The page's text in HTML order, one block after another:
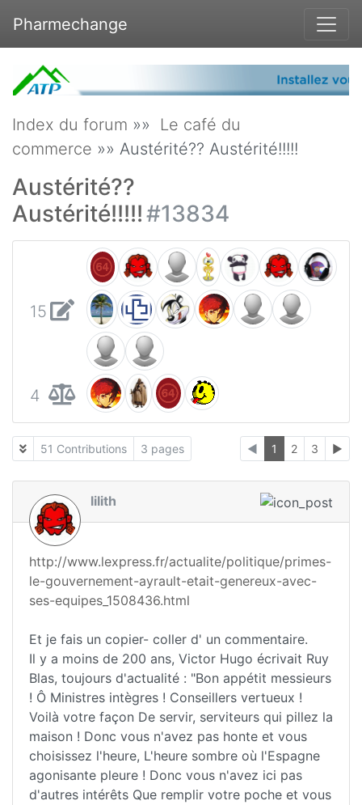
Pharmechange
Index du forum »» Le café du
commerce »» Austérité?? Austérité!!!!!
Austérité??
Austérité!!!!!#13834
15
4
51 Contributions 3 pages ◄ 1 2 3 ►
lilith
http://www.lexpress.fr/actualite/politique/primes-
le-gouvernement-ayrault-etait-genereux-avec-
ses-equipes_1508436.html
Et je fais un copier- coller d' un commentaire.
Il y a moins de 200 ans, Victor Hugo écrivait Ruy
Blas, toujours d'actualité : "Bon appétit messieurs
! Ô Ministres intègres ! Conseillers vertueux !
Voilà votre façon De servir, serviteurs qui pillez la
maison ! Donc vous n'avez pas honte et vous
choisissez l'heure, L'heure sombre où l'Espagne
agonisante pleure ! Donc vous n'avez ici pas
d'autres intérêts Que remplir votre poche et vous